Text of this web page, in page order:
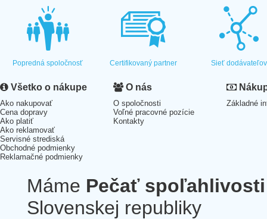
Popredná spoločnosť Certifikovaný partner Sieť dodávateľov
Všetko o nákupe
Ako nakupovať
Cena dopravy
Ako platiť
Ako reklamovať
Servisné strediská
Obchodné podmienky
Reklamačné podmienky
O nás
O spoločnosti
Voľné pracovné pozície
Kontakty
Základné
Máme Pečať spoľahlivosti
Slovenskej republiky